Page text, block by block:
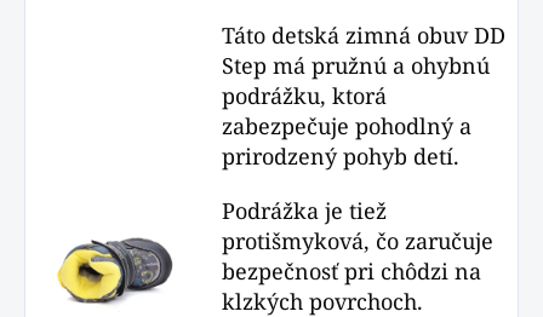
Táto detská zimná obuv DD
Step má pružnú a ohybnú
podrážku, ktorá
zabezpečuje pohodlný a
prirodzený pohyb detí.
Podrážka je tiež
protišmyková, čo zaručuje
bezpečnosť pri chôdzi na
klzkých povrchoch.